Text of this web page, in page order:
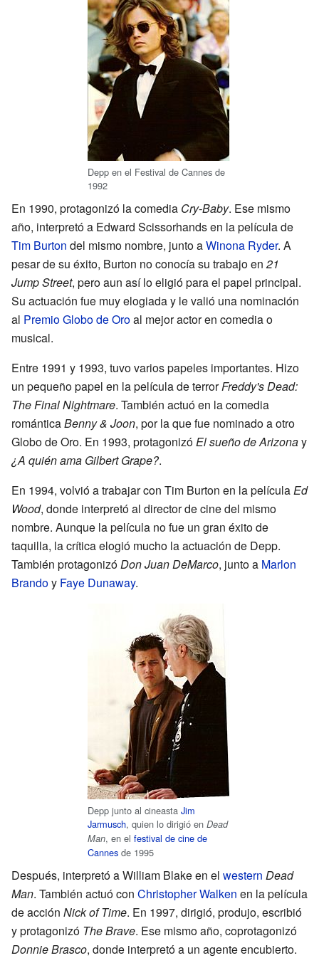
Depp en el Festival de Cannes de
1992
En 1990, protagonizó la comedia Cry-Baby. Ese mismo
año, interpretó a Edward Scissorhands en la película de
Tim Burton del mismo nombre, junto aWinona Ryder. A
pesar de su éxito, Burton no conocía su trabajo en 21
Jump Street, pero aun así lo eligió para el papel principal.
Su actuación fue muy elogiada y le valió una nominación
al Premio Globo de Oroal mejor actor en comedia o
musical.
Entre 1991 y 1993, tuvo varios papeles importantes. Hizo
un pequeño papel en la película de terrorFreddy's Dead:
The Final Nightmare. También actuó en la comedia
románticaBenny & Joon, por la que fue nominado a otro
Globo de Oro. En 1993, protagonizóEl sueño de Arizonay
¿A quién ama Gilbert Grape?.
En 1994, volvió a trabajar con Tim Burton en la películaEd
Wood, donde interpretó al director de cine del mismo
nombre. Aunque la película no fue un gran éxito de
taquilla, la crítica elogió mucho la actuación de Depp.
También protagonizóDon Juan DeMarco, junto a Marlon
Brandoy Faye Dunaway.
Depp junto al cineasta Jim
Jarmusch, quien lo dirigió en Dead
Man, en el festival de cine de
Cannes de 1995
Después, interpretó a William Blake en el western Dead
Man. También actuó con Christopher Walken en la película
de acción Nick of Time. En 1997, dirigió, produjo, escribió
y protagonizó The Brave. Ese mismo año, coprotagonizó
Donnie Brasco, donde interpretó a un agente encubierto.